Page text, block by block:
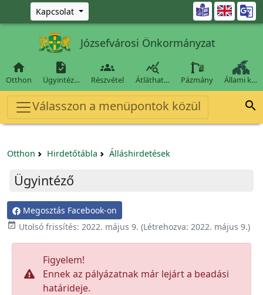
Ugrás a fő tartalomra
Kapcsolat 
Józsefvárosi Önkormányzat

Otthon

Ügyintéz…

Részvétel

Átláthat… Pázmány Állami k…
Válasszon a menüpontok közül 
Otthon Hirdetőtábla Álláshirdetések
Ügyintéző
Megosztás Facebook-on
 Utolsó frissítés: 2022. május 9. (Létrehozva: 2022. május 9.)
Figyelem!
Ennek az pályázatnak már lejárt a beadási
határideje.